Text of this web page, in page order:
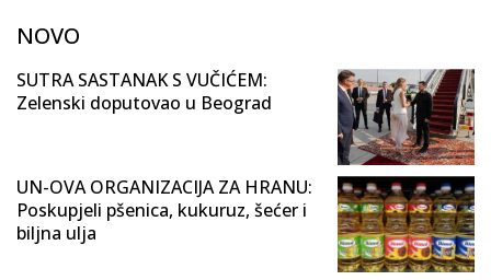
NOVO
SUTRA SASTANAK S VUČIĆEM:
Zelenski doputovao u Beograd
UN-OVA ORGANIZACIJA ZA HRANU:
Poskupjeli pšenica, kukuruz, šećer i
biljna ulja